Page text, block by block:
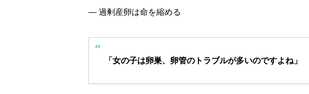
— 過剰産卵は命を縮める
「女の子は卵巣、卵管のトラブルが多いのですよね」